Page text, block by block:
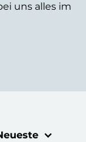
uns alles im